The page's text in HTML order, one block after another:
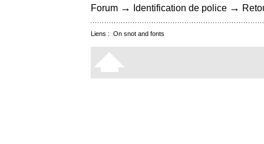
Forum → Identification de police →
Liens : On snot and fonts